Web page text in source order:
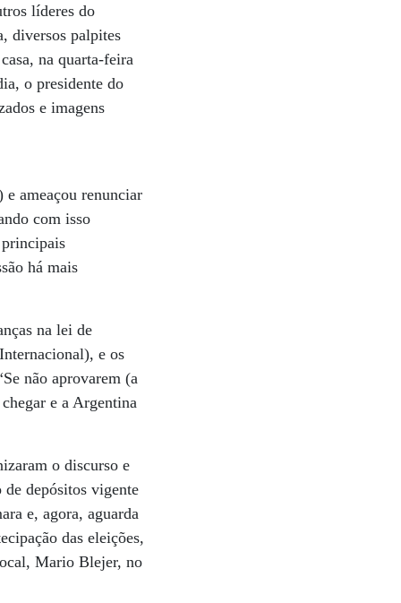
líderes do
diversos palpites
na quarta-feira
o presidente do
e imagens
e ameaçou renunciar
com isso
há mais
na lei de
e os
não aprovarem (a
e a Argentina
o discurso e
depósitos vigente
e, agora, aguarda
das eleições,
Mario Blejer, no